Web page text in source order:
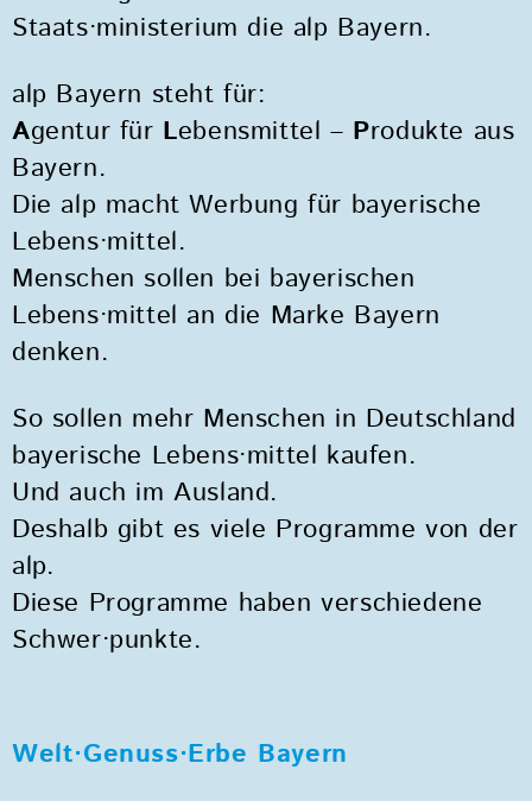
Staats·ministerium die alp Bayern.
alp Bayern steht für:
Agentur für Lebensmittel – Produkte aus
Bayern.
Die alp macht Werbung für bayerische
Lebens·mittel.
Menschen sollen bei bayerischen
Lebens·mittel an die Marke Bayern
denken.
So sollen mehr Menschen in Deutschland
bayerische Lebens·mittel kaufen.
Und auch im Ausland.
Deshalb gibt es viele Programme von der
alp.
Diese Programme haben verschiedene
Schwer·punkte.
Welt·Genuss·Erbe Bayern